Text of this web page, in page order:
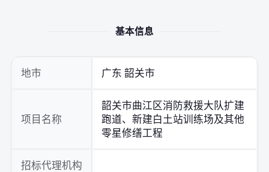
基本信息
地市 广东 韶关市
项目名称
韶关市曲江区消防救援大队扩建
跑道、新建白土站训练场及其他
零星修缮工程
招标代理机构